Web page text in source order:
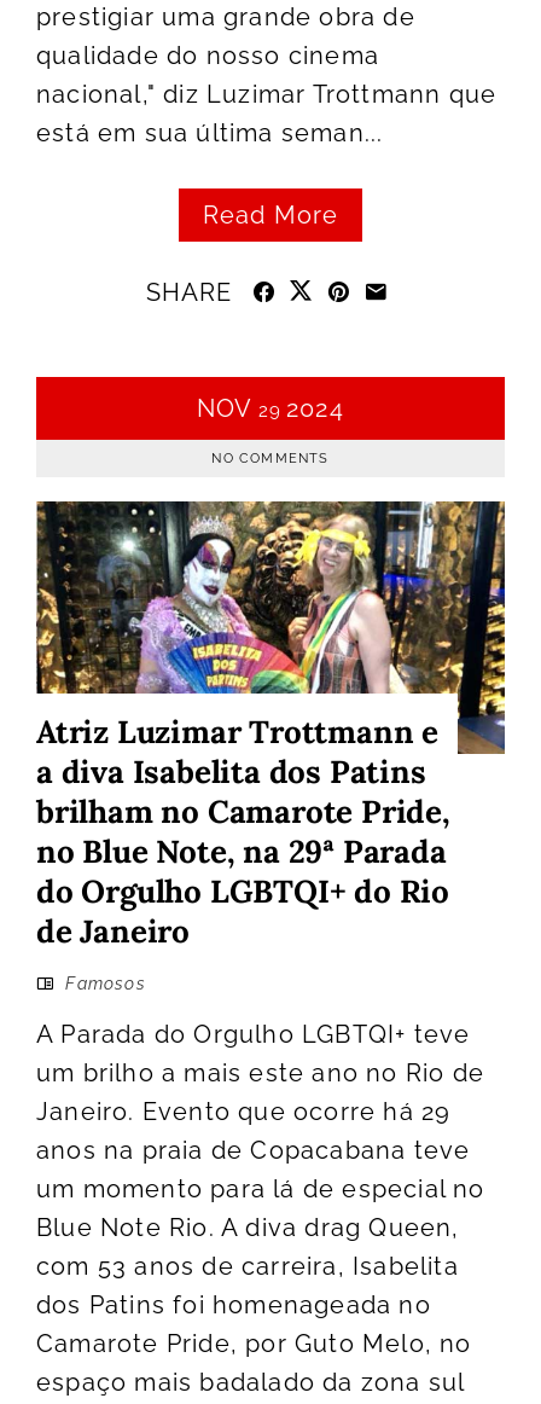
prestigiar uma grande obra de
qualidade do nosso cinema
nacional," diz Luzimar Trottmann que
está em sua última seman...
Read More
SHARE
NOV 29 2024
NO COMMENTS
Atriz Luzimar Trottmann e
a diva Isabelita dos Patins
brilham no Camarote Pride,
no Blue Note, na 29ª Parada
do Orgulho LGBTQI+ do Rio
de Janeiro
Famosos
A Parada do Orgulho LGBTQI+ teve
um brilho a mais este ano no Rio de
Janeiro. Evento que ocorre há 29
anos na praia de Copacabana teve
um momento para lá de especial no
Blue Note Rio. A diva drag Queen,
com 53 anos de carreira, Isabelita
dos Patins foi homenageada no
Camarote Pride, por Guto Melo, no
espaço mais badalado da zona sul